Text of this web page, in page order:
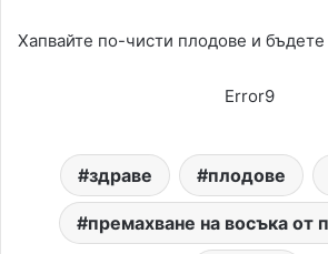
Хапвайте по-чисти плодове и бъдете
Error9
здраве плодове
премахване на восъка от